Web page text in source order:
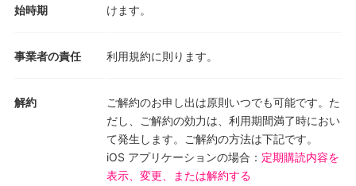
始時期
けます。
事業者の責任 利用規約に則ります。
解約
ご解約のお申し出は原則いつでも可能です。た
だし、ご解約の効力は、利用期間満了時におい
て発生します。ご解約の方法は下記です。
iOS アプリケーションの場合： 定期購読内容を
表示、変更、または解約する